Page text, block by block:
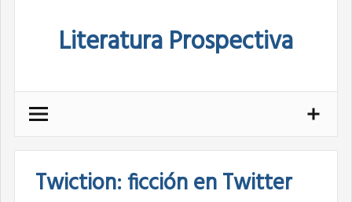
Literatura Prospectiva
Twiction: ficción en Twitter